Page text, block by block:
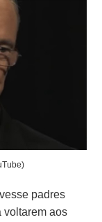
padres
voltarem aos